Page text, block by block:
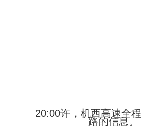
20:00许，机西高速全程
路的信息。